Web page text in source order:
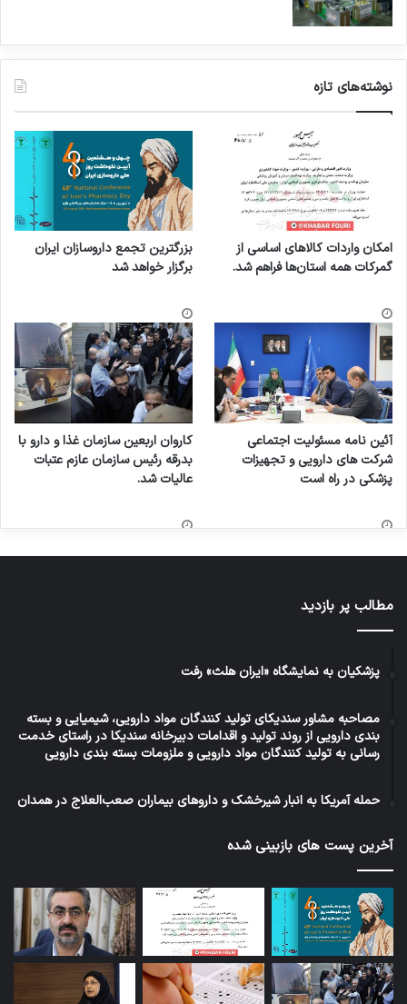
نوشته‌های تازه
امکان واردات کالاهای اساسی از
گمرکات همه استان‌ها فراهم شد.
بزرگترین تجمع داروسازان ایران
برگزار خواهد شد
آئین نامه مسئولیت اجتماعی
شرکت های دارویی و تجهیزات
پزشکی در راه است
کاروان اربعین سازمان غذا و دارو با
بدرقه رئیس سازمان عازم عتبات
عالیات شد.
مطالب پر بازدید
پزشکیان به نمایشگاه «ایران هلث» رفت
مصاحبه مشاور سندیکای تولید کنندگان مواد دارویی، شیمیایی و بسته
بندی دارویی از روند تولید و اقدامات دبیرخانه سندیکا در راستای خدمت
رسانی به تولید کنندگان مواد دارویی و ملزومات بسته بندی دارویی
حمله آمریکا به انبار شیرخشک و داروهای بیماران صعب‌العلاج در همدان
آخرین پست های بازبینی شده